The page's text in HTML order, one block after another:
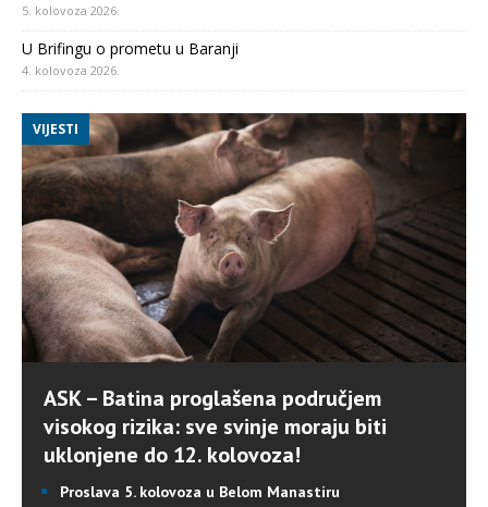
5. kolovoza 2026.
U Brifingu o prometu u Baranji
4. kolovoza 2026.
VIJESTI
ASK – Batina proglašena područjem
visokog rizika: sve svinje moraju biti
uklonjene do 12. kolovoza!
Proslava 5. kolovoza u Belom Manastiru